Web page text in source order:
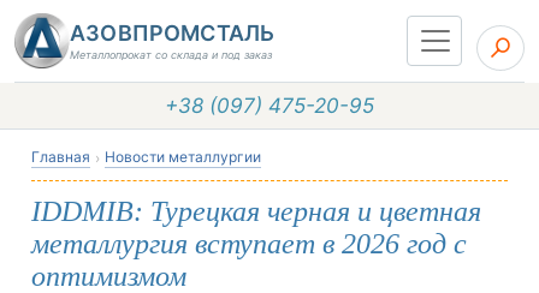
АЗОВПРОМСТАЛЬ
Металлопрокат со склада и под заказ
+38 (097) 475-20-95
Главная Новости металлургии
IDDMIB: Турецкая черная и цветная
металлургия вступает в 2026 год с
оптимизмом